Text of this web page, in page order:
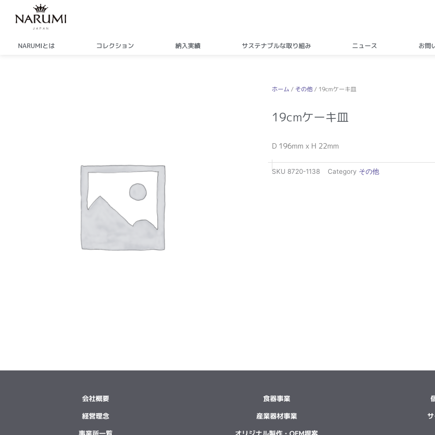
NARUMIとは コレクション 納入実績 サステナブルな取り組み ニュース お問
ホーム / その他 / 19cmケーキ皿
19cmケーキ皿
D 196mm x H 22mm
SKU 8720-1138 Category その他
会社概要
経営理念
事業所一覧
食器事業
産業器材事業
オリジナル製作・OEM提案